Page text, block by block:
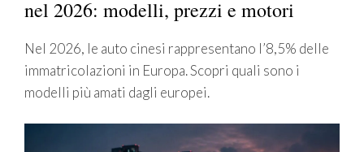
nel 2026: modelli, prezzi e motori
Nel 2026, le auto cinesi rappresentano l’8,5% delle
immatricolazioni in Europa. Scopri quali sono i
modelli più amati dagli europei.